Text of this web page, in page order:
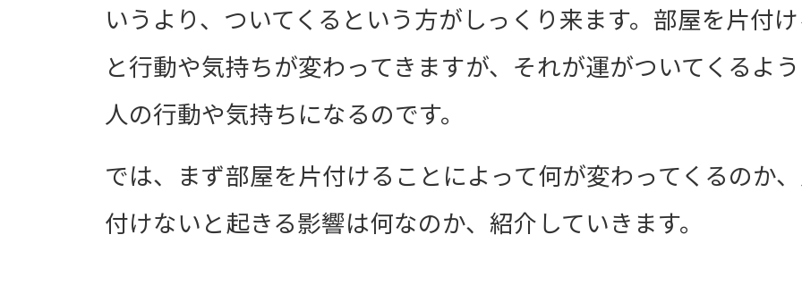
いうより、ついてくるという方がしっくり来ます。部屋を片付け
と行動や気持ちが変わってきますが、それが運がついてくるよ
人の行動や気持ちになるのです。
では、まず部屋を片付けることによって何が変わってくるのか
付けないと起きる影響は何なのか、紹介していきます。